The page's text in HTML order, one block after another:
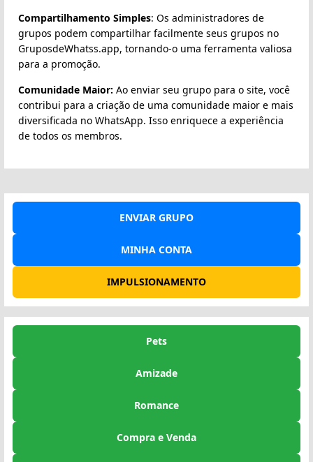
Compartilhamento Simples: Os administradores de
grupos podem compartilhar facilmente seus grupos no
GruposdeWhatss.app, tornando-o uma ferramenta valiosa
para a promoção.
Comunidade Maior: Ao enviar seu grupo para o site, você
contribui para a criação de uma comunidade maior e mais
diversificada no WhatsApp. Isso enriquece a experiência
de todos os membros.
ENVIAR GRUPO
MINHA CONTA
IMPULSIONAMENTO
Pets
Amizade
Romance
Compra e Venda